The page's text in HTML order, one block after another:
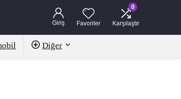
Giriş Favoriler
0
Karşılaştır
Diğer